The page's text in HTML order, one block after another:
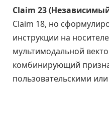
Claim 23
Claim 18, но
инструкции на
мультимодальной
комбинирующий
пользовательскими